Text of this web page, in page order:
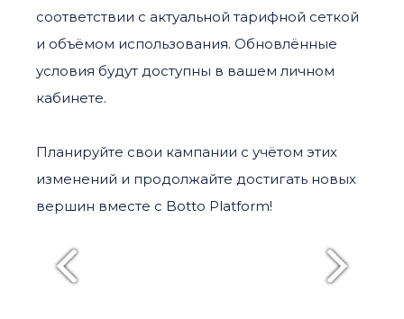
соответствии с актуальной тарифной сеткой
и объёмом использования. Обновлённые
условия будут доступны в вашем личном
кабинете.
Планируйте свои кампании с учётом этих
изменений и продолжайте достигать новых
вершин вместе с Botto Platform!